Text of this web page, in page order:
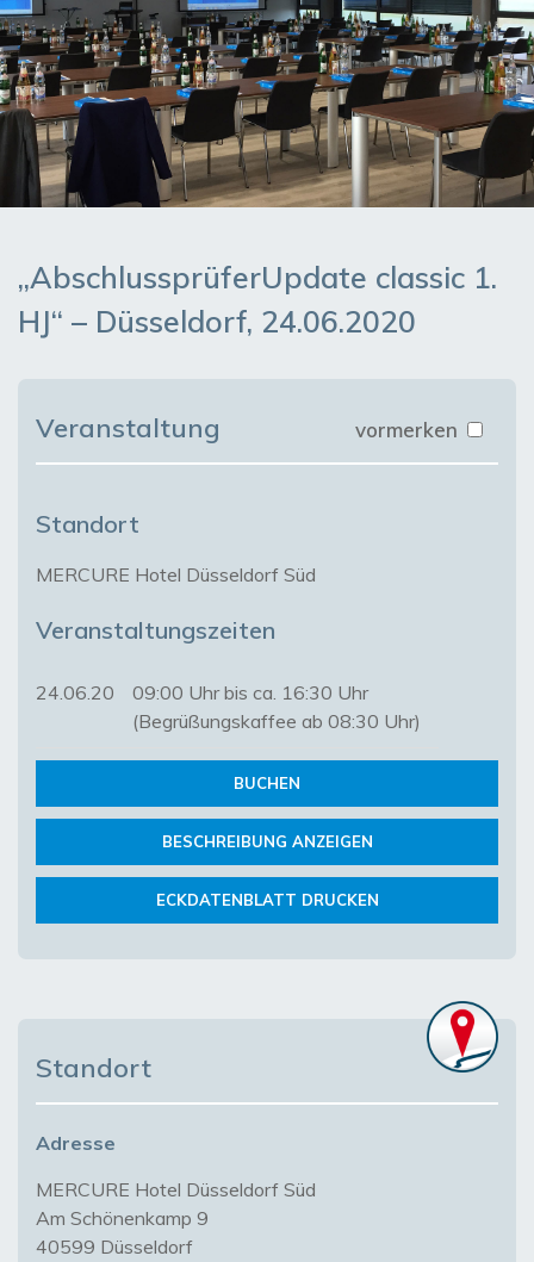
„AbschlussprüferUpdate classic 1.
HJ“ – Düsseldorf, 24.06.2020
Veranstaltung vormerken
Standort
MERCURE Hotel Düsseldorf Süd
Veranstaltungszeiten
24.06.20
09:00 Uhr bis ca. 16:30 Uhr
(Begrüßungskaffee ab 08:30 Uhr)
BUCHEN
BESCHREIBUNG ANZEIGEN
ECKDATENBLATT DRUCKEN
Standort
Adresse
MERCURE Hotel Düsseldorf Süd
Am Schönenkamp 9
40599 Düsseldorf